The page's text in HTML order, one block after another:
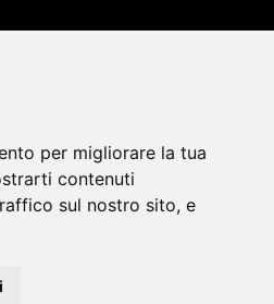
per migliorare la tua
contenuti
sul nostro sito, e